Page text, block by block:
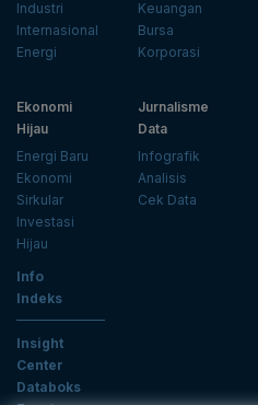
Industri
Internasional
Energi
Keuangan
Bursa
Korporasi
Ekonomi
Hijau
Energi Baru
Ekonomi
Sirkular
Investasi
Hijau
Jurnalisme
Data
Infografik
Analisis
Cek Data
Info
Indeks
Insight
Center
Databoks